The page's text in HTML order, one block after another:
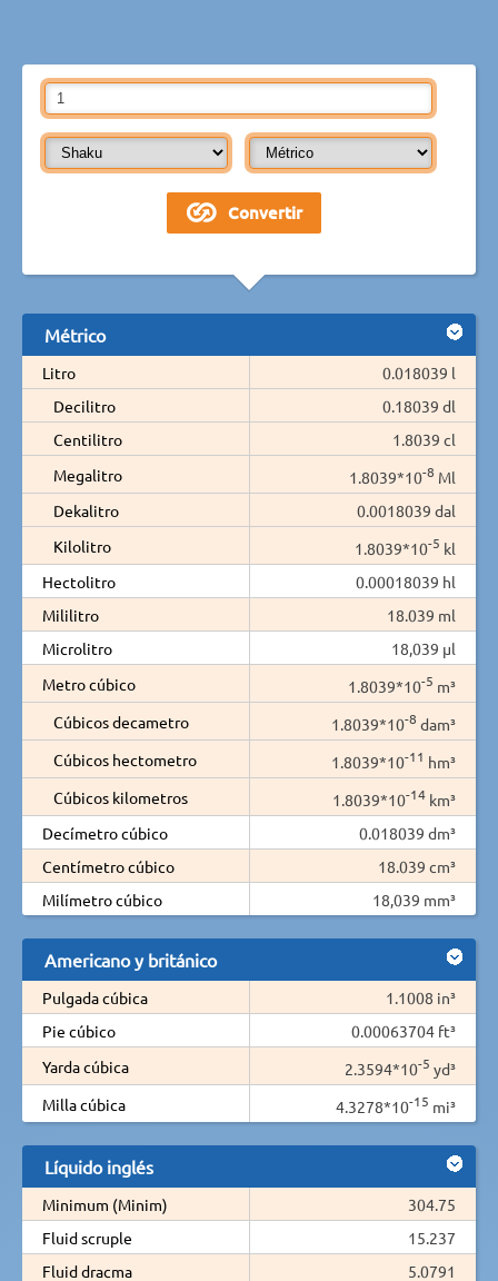
Métrico
Litro
0.018039 l
Decilitro
0.18039 dl
Centilitro
1.8039 cl
Megalitro
1.8039*10-8 Ml
Dekalitro
0.0018039 dal
Kilolitro
1.8039*10-5 kl
Hectolitro
0.00018039 hl
Mililitro
18.039 ml
Microlitro
18,039 µl
Metro cúbico
1.8039*10-5 m³
Cúbicos decametro
1.8039*10-8 dam³
Cúbicos hectometro
1.8039*10-11 hm³
Cúbicos kilometros
1.8039*10-14 km³
Decímetro cúbico
0.018039 dm³
Centímetro cúbico
18.039 cm³
Milímetro cúbico
18,039 mm³
Americano y británico
Pulgada cúbica
1.1008 in³
Pie cúbico
0.00063704 ft³
Yarda cúbica
2.3594*10-5 yd³
Milla cúbica
4.3278*10-15 mi³
Líquido inglés
Minimum (Minim)
304.75
Fluid scruple
15.237
Fluid dracma
5.0791